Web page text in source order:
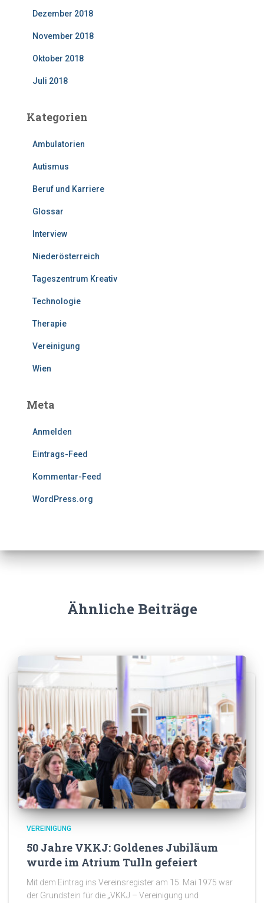
Dezember 2018
November 2018
Oktober 2018
Juli 2018
Kategorien
Ambulatorien
Autismus
Beruf und Karriere
Glossar
Interview
Niederösterreich
Tageszentrum Kreativ
Technologie
Therapie
Vereinigung
Wien
Meta
Anmelden
Eintrags-Feed
Kommentar-Feed
WordPress.org
Ähnliche Beiträge
VEREINIGUNG
50 Jahre VKKJ: Goldenes Jubiläum
wurde im Atrium Tulln gefeiert
Mit dem Eintrag ins Vereinsregister am 15. Mai 1975 war
der Grundstein für die „VKKJ – Vereinigung und